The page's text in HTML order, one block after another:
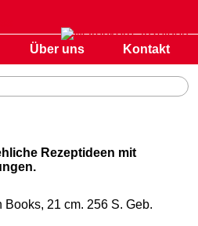
Über uns Kontakt
Rezeptideen mit
Books, 21 cm. 256 S. Geb.